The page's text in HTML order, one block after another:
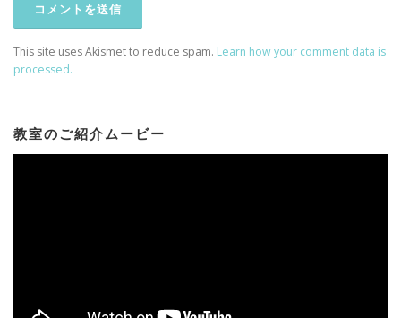
This site uses Akismet to reduce spam. Learn how your comment data is
processed.
教室のご紹介ムービー